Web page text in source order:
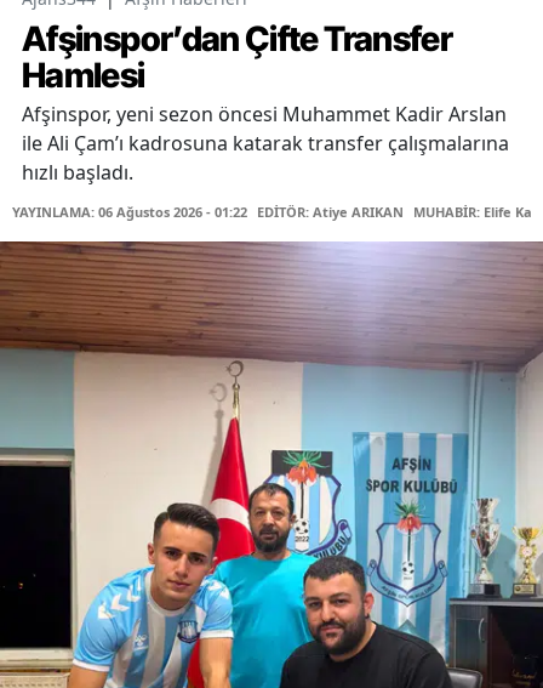
Afşinspor’dan Çifte Transfer
Hamlesi
Afşinspor, yeni sezon öncesi Muhammet Kadir Arslan
ile Ali Çam’ı kadrosuna katarak transfer çalışmalarına
hızlı başladı.
YAYINLAMA: 06 Ağustos 2026 - 01:22 EDİTÖR: Atiye ARIKAN MUHABİR: Elife